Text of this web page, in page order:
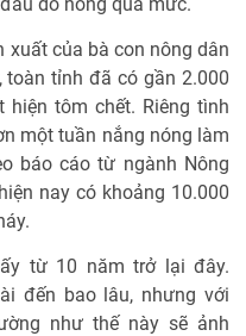
xuất của bà con nông dân
toàn tỉnh đã có gần 2.000
tôm chết. Riêng tình
một tuần nắng nóng làm
báo cáo từ ngành Nông
nay có khoảng 10.000
từ 10 năm trở lại đây.
đến bao lâu, nhưng với
như thế này sẽ ảnh